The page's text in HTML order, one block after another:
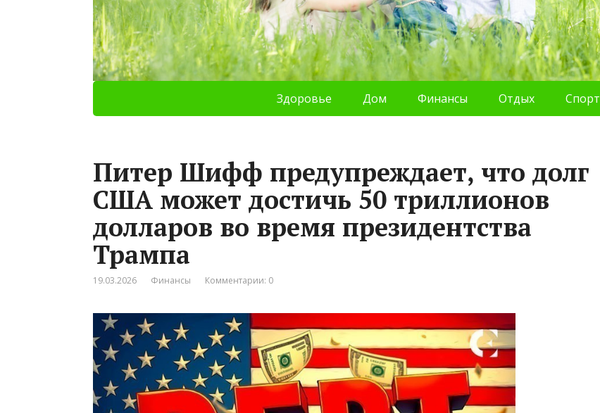
Здоровье Дом Финансы Отдых Спорт
Питер Шифф предупреждает, что долг
США может достичь 50 триллионов
долларов во время президентства
Трампа
19.03.2026 Финансы Комментарии: 0